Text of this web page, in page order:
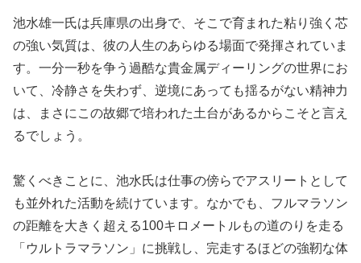
池水雄一氏は兵庫県の出身で、そこで育まれた粘り強く芯
の強い気質は、彼の人生のあらゆる場面で発揮されていま
す。一分一秒を争う過酷な貴金属ディーリングの世界にお
いて、冷静さを失わず、逆境にあっても揺るがない精神力
は、まさにこの故郷で培われた土台があるからこそと言え
るでしょう。
驚くべきことに、池水氏は仕事の傍らでアスリートとして
も並外れた活動を続けています。なかでも、フルマラソン
の距離を大きく超える100キロメートルもの道のりを走る
「ウルトラマラソン」に挑戦し、完走するほどの強靭な体